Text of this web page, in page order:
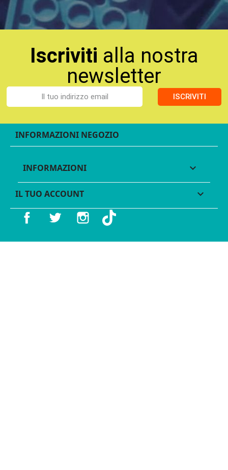
Iscriviti alla nostra
newsletter
ISCRIVITI
INFORMAZIONI NEGOZIO
INFORMAZIONI 
IL TUO ACCOUNT 
Facebook Twitter Instagram